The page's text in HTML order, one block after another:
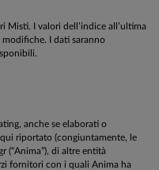
Misti. I valori dell’indice all’ultima
I dati saranno
anche se elaborati o
riportato (congiuntamente, le
(“Anima”), di altre entità
fornitori con i quali Anima ha